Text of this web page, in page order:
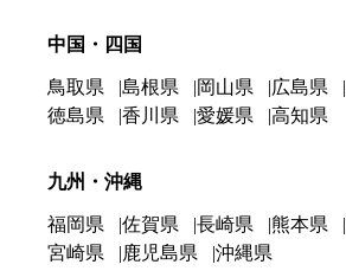
中国・四国
鳥取県 島根県 岡山県 広島県
徳島県
香川県 愛媛県 高知県
九州・沖縄
福岡県 佐賀県 長崎県 熊本県
宮崎県
鹿児島県 沖縄県